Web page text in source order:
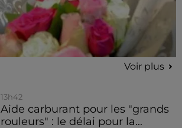
Voir plus
13h42
Aide carburant pour les "grands
rouleurs" : le délai pour la...